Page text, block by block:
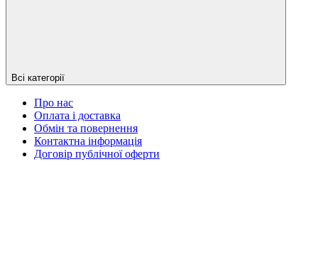
Всі категорії
Про нас
Оплата і доставка
Обмін та повернення
Контактна інформація
Договір публічної оферти